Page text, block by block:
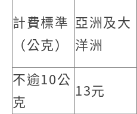
計費標準
（公克）
亞洲及大
洋洲
不逾10公
克
13元